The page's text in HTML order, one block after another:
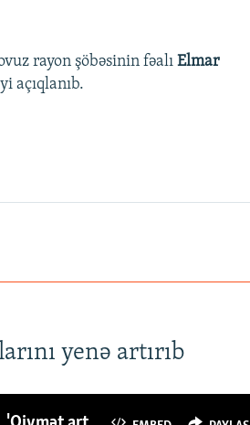
rayon şöbəsinin fəalı Elmar
açıqlanıb.
yenə artırıb